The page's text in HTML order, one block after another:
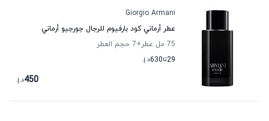
Giorgio Armani
عطر أرماني كود بارفيوم للرجال جورجيو أرماني
75 مل عطر
+7
حجم العطر
29تا630د.إ.
450د.إ.